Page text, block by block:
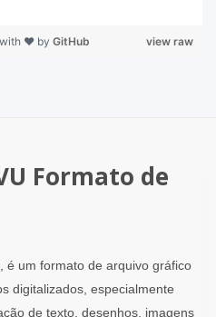
view raw
❤ by GitHub
Formato de
é um formato de arquivo gráfico
digitalizados, especialmente
de texto, desenhos, imagens